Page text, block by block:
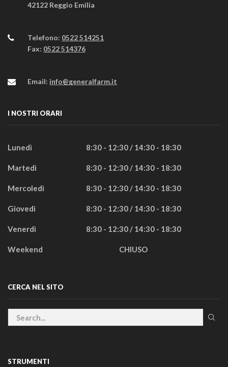
42122 Reggio Emilia
Telefono: 0522 514251
Fax: 0522 514376
Email: info@generalfarm.it
I NOSTRI ORARI
Lunedì 8:30 - 12:30 / 14:30 - 18:30
Martedì 8:30 - 12:30 / 14:30 - 18:30
Mercoledì 8:30 - 12:30 / 14:30 - 18:30
Giovedì 8:30 - 12:30 / 14:30 - 18:30
Venerdì 8:30 - 12:30 / 14:30 - 18:30
Weekend CHIUSO
CERCA NEL SITO
STRUMENTI